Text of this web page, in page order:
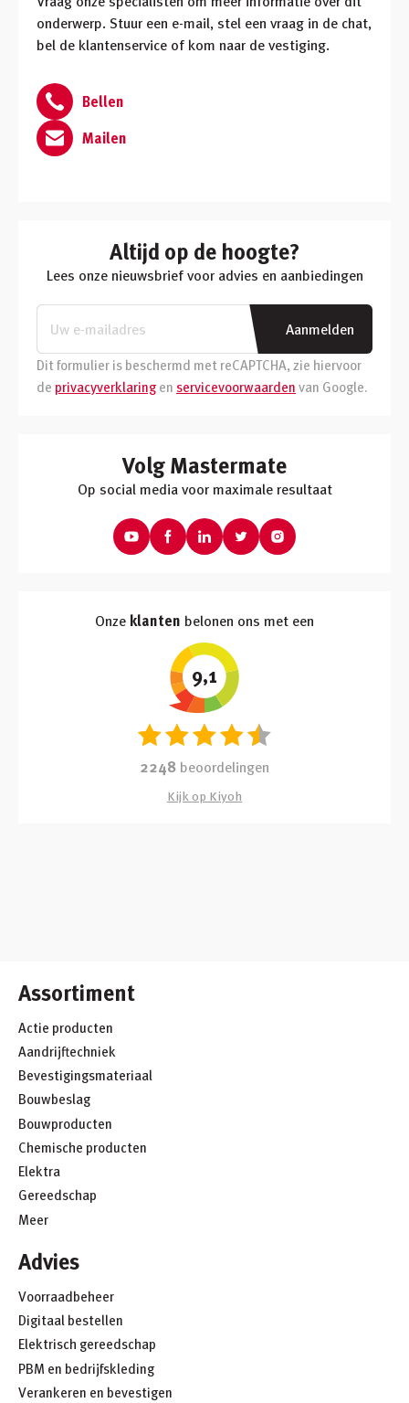
onderwerp. Stuur een e-mail, stel een vraag in de chat,
bel de klantenservice of kom naar de vestiging.
Bellen
Mailen
Altijd op de hoogte?
Lees onze nieuwsbrief voor advies en aanbiedingen
Aanmelden
Dit formulier is beschermd met reCAPTCHA, zie hiervoor
de privacyverklaringen servicevoorwaardenvan Google.
Volg Mastermate
Op social media voor maximale resultaat
Onze klanten belonen ons met een
9,1
2248 beoordelingen
Kijk op Kiyoh
Assortiment
Actie producten
Aandrijftechniek
Bevestigingsmateriaal
Bouwbeslag
Bouwproducten
Chemische producten
Elektra
Gereedschap
Meer
Advies
Voorraadbeheer
Digitaal bestellen
Elektrisch gereedschap
PBM en bedrijfskleding
Verankeren en bevestigen